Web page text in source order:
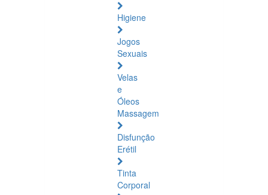
Higiene
Jogos
Sexuais
Velas
e
Óleos
Massagem
Disfunção
Erétil
Tinta
Corporal